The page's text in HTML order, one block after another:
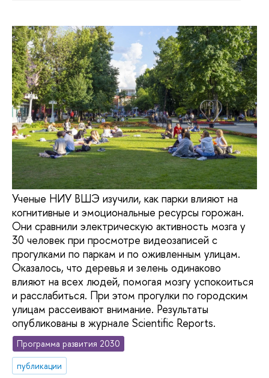
Ученые НИУ ВШЭ изучили, как парки влияют на
когнитивные и эмоциональные ресурсы горожан.
Они сравнили электрическую активность мозга у
30 человек при просмотре видеозаписей с
прогулками по паркам и по оживленным улицам.
Оказалось, что деревья и зелень одинаково
влияют на всех людей, помогая мозгу успокоиться
и расслабиться. При этом прогулки по городским
улицам рассеивают внимание. Результаты
опубликованы в журнале Scientific Reports.
Программа развития 2030
публикации